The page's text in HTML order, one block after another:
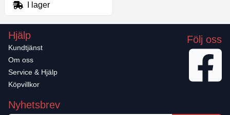
I lager
Hjälp
Kundtjänst
Om oss
Service & Hjälp
Köpvillkor
Följ oss
Nyhetsbrev